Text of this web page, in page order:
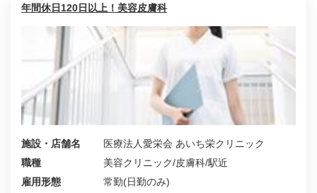
年間休日120日以上！美容皮膚科
施設・店舗名
医療法人愛栄会 あいち栄クリニック
職種
美容クリニック/皮膚科/駅近
雇用形態
常勤(日勤のみ)